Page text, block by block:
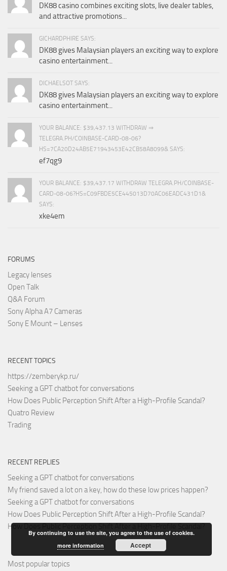
DK88 casino combines exciting slots, live dealer tables,
and attractive promotions...
GICHARDPHIRE SAYS:
DK88 gives Malaysian players an exciting way to explore
casino entertainment...
DICHAELSOT SAYS:
DK88 gives Malaysian players an exciting way to explore
casino entertainment...
YOUR BALANCE: $39,437.13 WITHDRAW ⇒
TELEGRA.PH/COINBASE-CARD-08-06?
HS=7CA20D24AB5E71943453E42CB58A8099& SAYS:
ef7qg9
YOUR BALANCE: $39,437.17 WITHDRAW TELEGRA.PH/COINBASE-
CARD-08-06?HS=C09FBDE5CE445013D70AC06EADC431D1&
SAYS:
xke4em
FORUMS
Legacy lenses
Open Talk
Q&A Forum
Sony Alpha A7 Cameras
Sony E Mount – Lenses
RECENT TOPICS
https://zemberykp.ru/
Seeking a GPT chatbot for conversations
How Does Public Perception Shift After a High-Profile Scandal?
Quatro Review
Trading
RECENT REPLIES
Seeking a GPT chatbot for conversations
My friend saved a lot on a key, how do these low prices happen?
Seeking a GPT chatbot for conversations
How Does Public Perception Shift After a High-Profile Scandal?
How Does Public Perception Shift After a High-Profile Scandal?
Most popular topics
By continuing to use the site, you agree to the use of cookies.
more information
Accept